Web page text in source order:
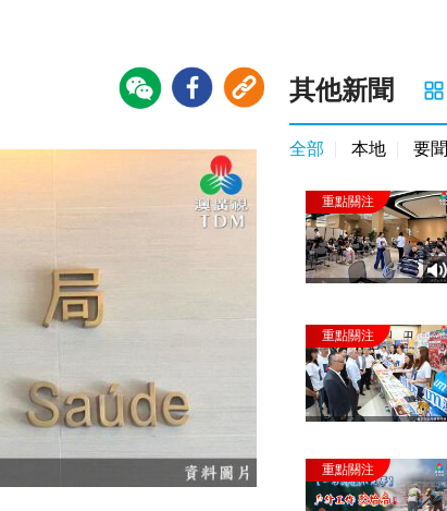
其他新聞
全部 本地 要聞